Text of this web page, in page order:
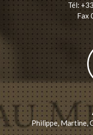
Tél:
Fax
Philippe, Martine,